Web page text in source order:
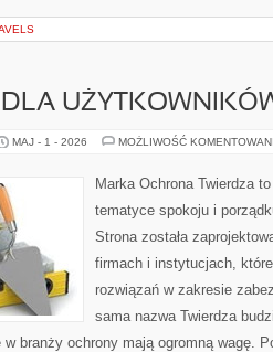
MAJ - 1 - 2026 MOŻLIWOŚĆ
Marka Ochrona Twierdza
tematyce spokoju i
Strona została
firmach i instytucjach,
rozwiązań w zakresie
sama nazwa Twierdza
branży ochrony mają ogromną wagę.